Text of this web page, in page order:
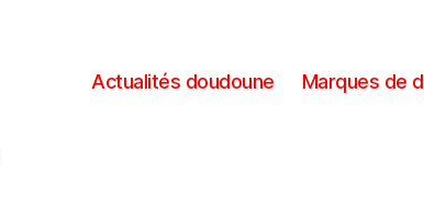
Actualités doudoune Marques de